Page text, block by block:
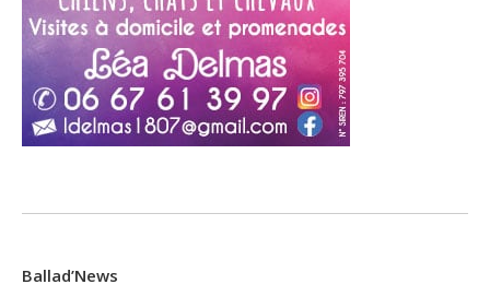
Ballad’News